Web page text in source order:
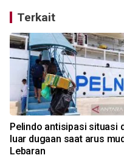
Terkait
Pelindo antisipasi situasi
luar dugaan saat arus
Lebaran